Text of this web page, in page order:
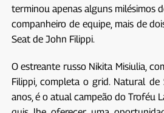
terminou apenas alguns milésimos
companheiro de equipe, mais de
Seat de John Filippi.
O estreante russo Nikita Misiulia,
Filippi, completa o grid. Natural de
anos, é o atual campeão do Troféu